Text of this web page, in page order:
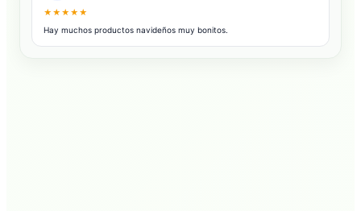
★★★★★
Hay muchos productos navideños muy bonitos.